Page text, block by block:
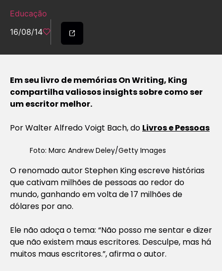
Educação
16/08/14
Em seu livro de memórias On Writing, King
compartilha valiosos insights sobre como ser
um escritor melhor.
Por Walter Alfredo Voigt Bach, do Livros e Pessoas
Foto: Marc Andrew Deley/Getty Images
O renomado autor Stephen King escreve histórias
que cativam milhões de pessoas ao redor do
mundo, ganhando em volta de 17 milhões de
dólares por ano.
Ele não adoça o tema: “Não posso me sentar e dizer
que não existem maus escritores. Desculpe, mas há
muitos maus escritores.”, afirma o autor.